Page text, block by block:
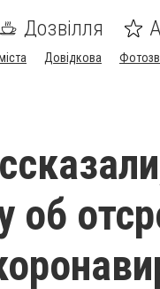
Дозвілля
Довідкова
об